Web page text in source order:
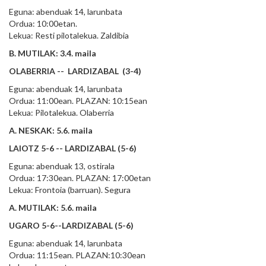
Eguna: abenduak 14, larunbata
Ordua: 10:00etan.
Lekua: Resti pilotalekua. Zaldibia
B. MUTILAK: 3.4. maila
OLABERRIA -- LARDIZABAL (3-4)
Eguna: abenduak 14, larunbata
Ordua: 11:00ean. PLAZAN: 10:15ean
Lekua: Pilotalekua. Olaberria
A. NESKAK: 5.6. maila
LAIOTZ 5-6 -- LARDIZABAL (5-6)
Eguna: abenduak 13, ostirala
Ordua: 17:30ean. PLAZAN: 17:00etan
Lekua: Frontoia (barruan). Segura
A. MUTILAK: 5.6. maila
UGARO 5-6--LARDIZABAL (5-6)
Eguna: abenduak 14, larunbata
Ordua: 11:15ean. PLAZAN:10:30ean